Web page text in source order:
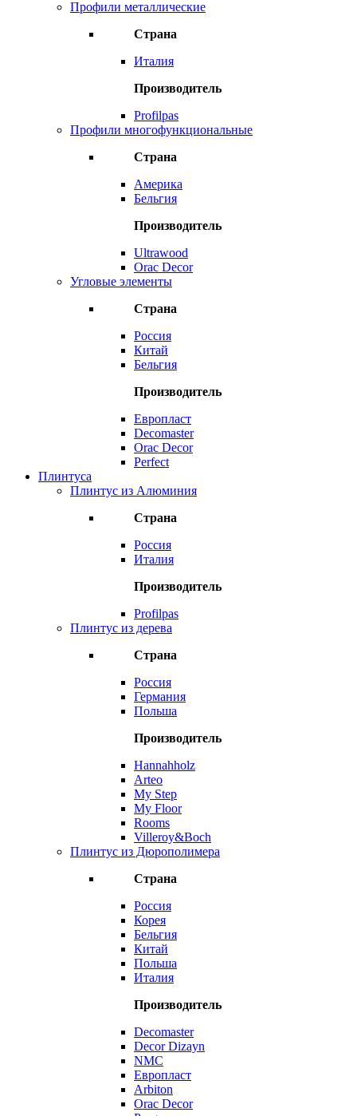
Профили металлические
Страна
Италия
Производитель
Profilpas
Профили многофункциональные
Страна
Америка
Бельгия
Производитель
Ultrawood
Orac Decor
Угловые элементы
Страна
Россия
Китай
Бельгия
Производитель
Европласт
Decomaster
Orac Decor
Perfect
Плинтуса
Плинтус из Алюминия
Страна
Россия
Италия
Производитель
Profilpas
Плинтус из дерева
Страна
Россия
Германия
Польша
Производитель
Hannahholz
Arteo
My Step
My Floor
Rooms
Villeroy&Boch
Плинтус из Дюрополимера
Страна
Россия
Корея
Бельгия
Китай
Польша
Италия
Производитель
Decomaster
Decor Dizayn
NMC
Европласт
Arbiton
Orac Decor